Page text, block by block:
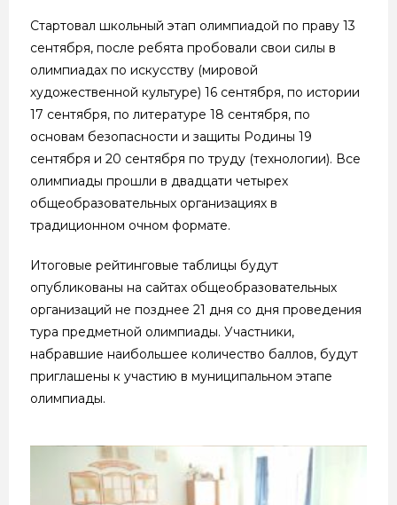
Стартовал школьный этап олимпиадой по праву 13
сентября, после ребята пробовали свои силы в
олимпиадах по искусству (мировой
художественной культуре) 16 сентября, по истории
17 сентября, по литературе 18 сентября, по
основам безопасности и защиты Родины 19
сентября и 20 сентября по труду (технологии). Все
олимпиады прошли в двадцати четырех
общеобразовательных организациях в
традиционном очном формате.
Итоговые рейтинговые таблицы будут
опубликованы на сайтах общеобразовательных
организаций не позднее 21 дня со дня проведения
тура предметной олимпиады. Участники,
набравшие наибольшее количество баллов, будут
приглашены к участию в муниципальном этапе
олимпиады.